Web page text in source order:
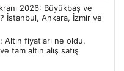
2026: Büyükbaş ve
İstanbul, Ankara, İzmir ve
Altın fiyatları ne oldu,
tam altın alış satış